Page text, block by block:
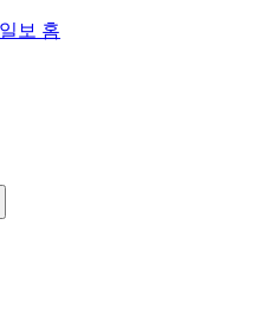
보 홈